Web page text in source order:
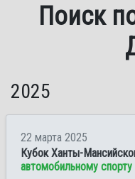
Поиск
2025
22 марта 2025
Кубок Ханты-
автомобильному спорту